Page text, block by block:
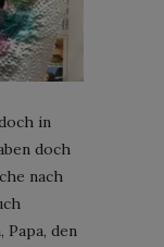
in
doch
nach
den